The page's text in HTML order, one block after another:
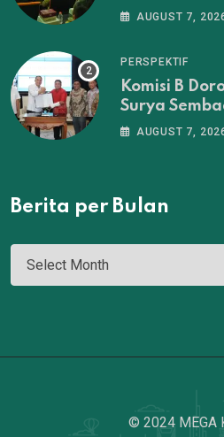
Penertiban
AUGUST 7,
PERSPEKTIF
Komisi B
Surya
Administrator‎
AUGUST 7,
Berita per Bulan
© 2024 MEGA